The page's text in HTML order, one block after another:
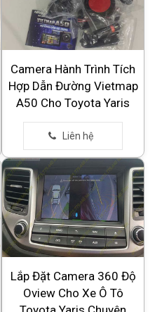
Camera Hành Trình Tích
Hợp Dẫn Đường Vietmap
A50 Cho Toyota Yaris
Lắp Đặt Camera 360 Độ
Oview Cho Xe Ô Tô